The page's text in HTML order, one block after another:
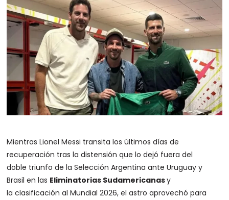
Mientras Lionel Messi transita los últimos días de
recuperación tras la distensión que lo dejó fuera del
doble triunfo de la Selección Argentina ante Uruguay y
Brasil en las Eliminatorias Sudamericanasy
la clasificación al Mundial 2026, el astro aprovechó para